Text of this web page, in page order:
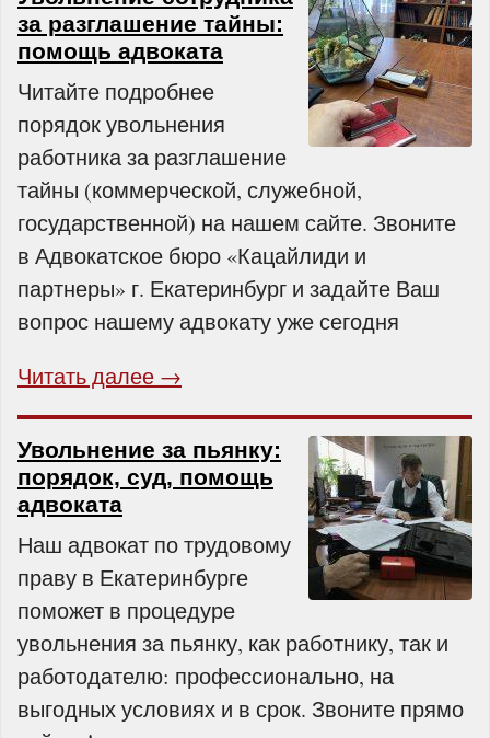
за разглашение тайны:
помощь адвоката
Читайте подробнее
порядок увольнения
работника за разглашение
тайны (коммерческой, служебной,
государственной) на нашем сайте. Звоните
в Адвокатское бюро «Кацайлиди и
партнеры» г. Екатеринбург и задайте Ваш
вопрос нашему адвокату уже сегодня
Читать далее →
Увольнение за пьянку:
порядок, суд, помощь
адвоката
Наш адвокат по трудовому
праву в Екатеринбурге
поможет в процедуре
увольнения за пьянку, как работнику, так и
работодателю: профессионально, на
выгодных условиях и в срок. Звоните прямо